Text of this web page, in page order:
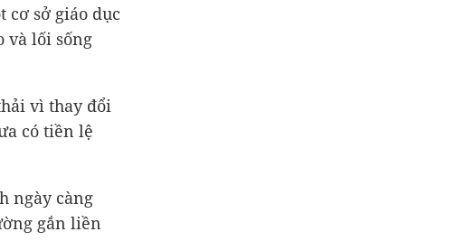
cơ sở giáo dục
và lối sống
vì thay đổi
có tiền lệ
ngày càng
gắn liền